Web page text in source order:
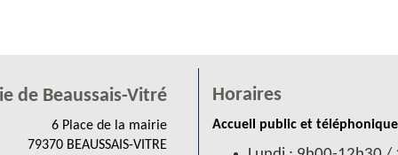
de Beaussais-Vitré
6 Place de la mairie
79370 BEAUSSAIS-VITRE
Horaires
Accueil public et téléphonique